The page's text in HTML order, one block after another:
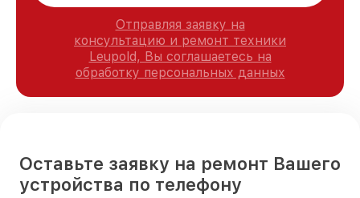
Отправляя заявку на
консультацию и ремонт техники
Leupold, Вы соглашаетесь на
обработку персональных данных
Оставьте заявку на ремонт Вашего
устройства по телефону